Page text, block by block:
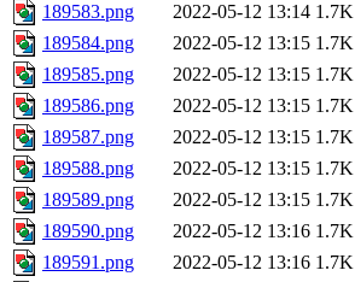
189583.png
2022-05-12 13:14 1.7K
189584.png
2022-05-12 13:15 1.7K
189585.png
2022-05-12 13:15 1.7K
189586.png
2022-05-12 13:15 1.7K
189587.png
2022-05-12 13:15 1.7K
189588.png
2022-05-12 13:15 1.7K
189589.png
2022-05-12 13:15 1.7K
189590.png
2022-05-12 13:16 1.7K
189591.png
2022-05-12 13:16 1.7K